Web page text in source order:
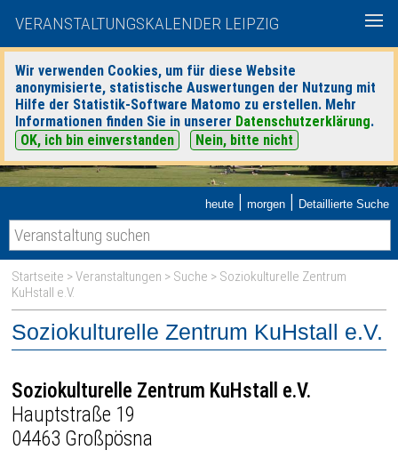
VERANSTALTUNGSKALENDER LEIPZIG
Wir verwenden Cookies, um für diese Website
anonymisierte, statistische Auswertungen der Nutzung mit
Hilfe der Statistik-Software Matomo zu erstellen. Mehr
Informationen finden Sie in unserer Datenschutzerklärung.
OK, ich bin einverstanden
Nein, bitte nicht
heute | morgen | Detaillierte Suche
Startseite >Veranstaltungen > Suche > Soziokulturelle Zentrum
KuHstall e.V.
Soziokulturelle Zentrum KuHstall e.V.
Soziokulturelle Zentrum KuHstall e.V.
Hauptstraße 19
04463 Großpösna